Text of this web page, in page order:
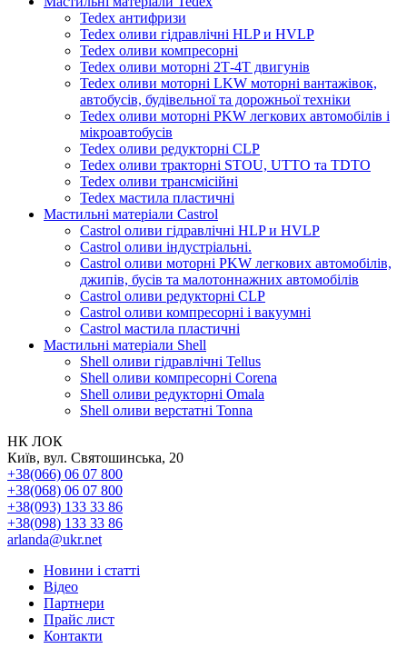
Tedex антифризи
Tedex оливи гідравлічні HLP и HVLP
Tedex оливи компресорні
Tedex оливи моторні 2Т-4Т двигунів
Tedex оливи моторні LKW моторні вантажівок,
автобусів, будівельної та дорожньої техніки
Tedex оливи моторні PKW легкових автомобілів і
мікроавтобусів
Tedex оливи редукторні CLP
Tedex оливи тракторні STOU, UTTO та TDTO
Tedex оливи трансмісійні
Tedex мастила пластичні
Мастильні матеріали Castrol
Castrol оливи гідравлічні HLP и HVLP
Castrol оливи індустріальні.
Castrol оливи моторні PKW легкових автомобілів,
джипів, бусів та малотоннажних автомобілів
Castrol оливи редукторні CLP
Castrol оливи компресорні і вакуумні
Castrol мастила пластичні
Мастильні матеріали Shell
Shell оливи гідравлічні Tellus
Shell оливи компресорні Corena
Shell оливи редукторні Omala
Shell оливи верстатні Tonna
НК ЛОК
Київ, вул. Святошинська, 20
+38(066) 06 07 800
+38(068) 06 07 800
+38(093) 133 33 86
+38(098) 133 33 86
arlanda@ukr.net
Новини і статті
Відео
Партнери
Прайс лист
Контакти